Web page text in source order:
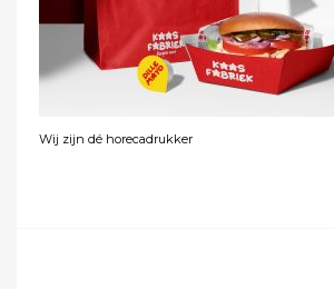
Wij zijn dé horecadrukker